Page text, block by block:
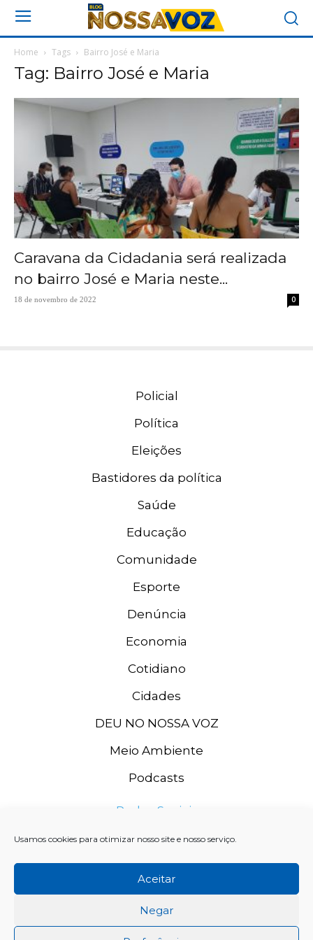
Usamos cookies para otimizar nosso site e nosso serviço.
Aceitar
Negar
Home Tags Bairro José e Maria
Tag: Bairro José e Maria
Caravana da Cidadania será realizada
no bairro José e Maria neste...
18 de novembro de 2022 0
Policial
Política
Eleições
Bastidores da política
Saúde
Educação
Comunidade
Esporte
Denúncia
Economia
Cotidiano
Cidades
DEU NO NOSSA VOZ
Meio Ambiente
Podcasts
Redes Sociais